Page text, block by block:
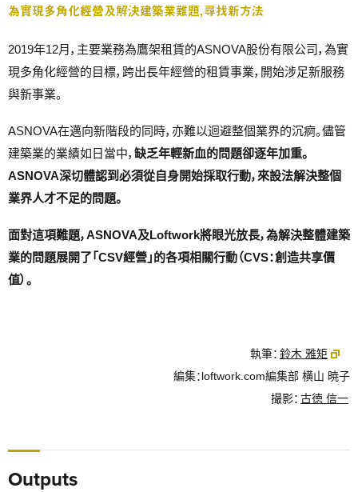
為實現多角化經營及解決建築業難題，尋找新方法
2019年12月，主要業務為鷹架租賃的ASNOVA股份有限公司，為實
現多角化經營的目標，跨出長年經營的租賃事業，開始涉足新服務
與新事業。
ASNOVA在邁向新階段的同時，亦難以迴避整個業界的沉痾。儘管
建築業的業績如日當中， 缺乏年輕新血的問題卻逐年加重。
ASNOVA深切體認到必須從自身開始採取行動，來設法解決整個
業界人才不足的問題。
面對這項難題，ASNOVA及Loftwork將眼光放長，為解決整體建築
業的問題展開了「CSV經營」的各項相關行動（CVS：創造共享價
值）。
執筆： 鈴木 雅矩
編集：loftwork.com編集部 横山 暁子
撮影： 古徳 信一
Outputs